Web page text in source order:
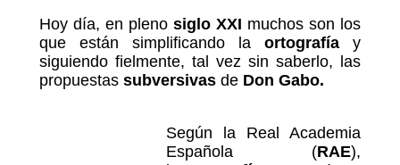
Hoy día, en pleno siglo XXI muchos son los
que están simplificando la ortografía y
siguiendo fielmente, tal vez sin saberlo, las
propuestas subversivas de Don Gabo.
Según la Real Academia
Española (RAE),